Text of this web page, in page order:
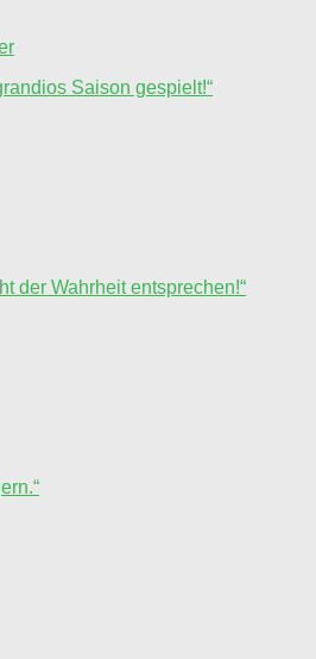
Saison gespielt!“
der Wahrheit entsprechen!“